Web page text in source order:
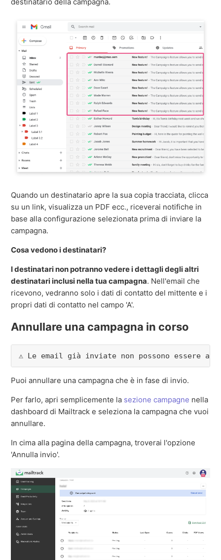
destinatario della campagna.
Quando un destinatario apre la sua copia tracciata, clicca
su un link, visualizza un PDF ecc., riceverai notifiche in
base alla configurazione selezionata prima di inviare la
campagna.
Cosa vedono i destinatari?
I destinatari non potranno vedere i dettagli degli altri
destinatari inclusi nella tua campagna. Nell'email che
ricevono, vedranno solo i dati di contatto del mittente e i
propri dati di contatto nel campo 'A'.
Annullare una campagna in corso
⚠️ Le email già inviate non possono essere
Puoi annullare una campagna che è in fase di invio.
Per farlo, apri semplicemente la sezione campagne nella
dashboard di Mailtrack e seleziona la campagna che vuoi
annullare.
In cima alla pagina della campagna, troverai l'opzione
'Annulla invio'.